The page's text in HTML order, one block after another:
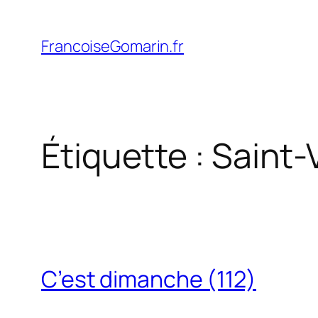
contenu
FrancoiseGomarin.fr
Étiquette : Saint-
C’est dimanche (112)